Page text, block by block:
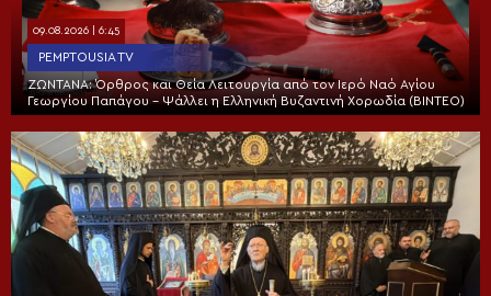
09.08.2026 | 6:45
PEMPTOUSIA TV
ΖΩΝΤΑΝΑ: Όρθρος και Θεία Λειτουργία από τον Ιερό Ναό Αγίου
Γεωργίου Παπάγου – Ψάλλει η Ελληνική Βυζαντινή Χορωδία (ΒΙΝΤΕΟ)